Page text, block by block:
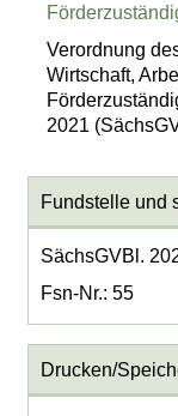
Verordnung
Wirtschaft,
2021
Fundstelle und
SächsGVBl.
Fsn-Nr.: 55
Drucken/